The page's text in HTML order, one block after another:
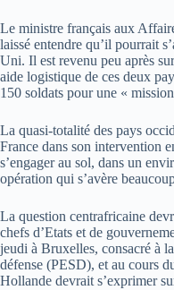
Le ministre français aux
laissé entendre qu’il pourrait
Uni. Il est revenu peu après
aide logistique de ces deux
150 soldats pour une «
La quasi-totalité des pays
France dans son intervention
s’engager au sol, dans un
opération qui s’avère
La question centrafricaine
chefs d’Etats et de
jeudi à Bruxelles, consacré à
défense (PESD), et au cours
Hollande devrait s’exprimer